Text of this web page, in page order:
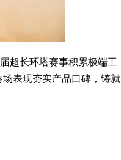
超长环塔赛事积累极端工
表现夯实产品口碑，铸就